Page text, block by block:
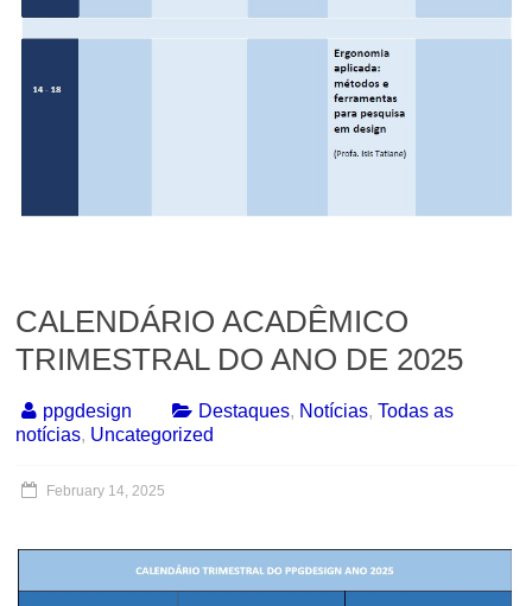
CALENDÁRIO ACADÊMICO
TRIMESTRAL DO ANO DE 2025
ppgdesign Destaques, Notícias,Todas as
notícias, Uncategorized
February 14, 2025